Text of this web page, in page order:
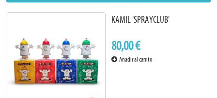
KAMIL 'SPRAYCLUB'
80,00 €
Añadir al carrito